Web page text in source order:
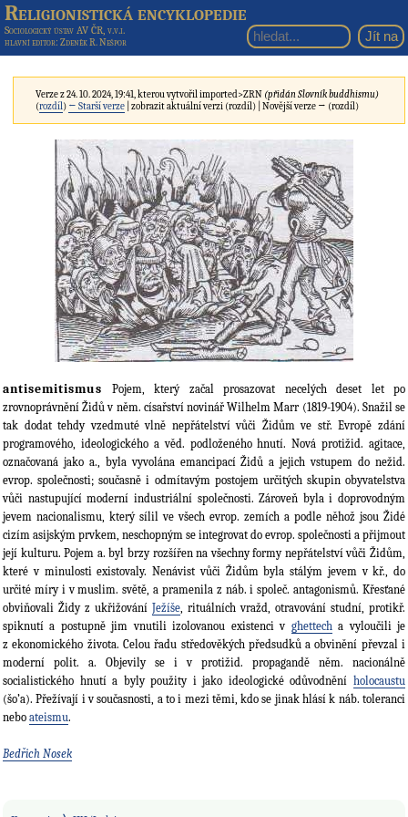
Religionistická encyklopedie
Sociologický ústav AV ČR, v.v.i.
hlavní editor: Zdeněk R. Nešpor
Verze z 24. 10. 2024, 19:41, kterou vytvořilimported>ZRN (přidán Slovník buddhismu)
(rozdíl) ← Starší verze | zobrazit aktuální verzi (rozdíl) | Novější verze → (rozdíl)
antisemitismus Pojem, který začal prosazovat necelých deset let po
zrovnoprávnění Židů v něm. císařství novinář Wilhelm Marr (1819-1904). Snažil se
tak dodat tehdy vzedmuté vlně nepřátelství vůči Židům ve stř. Evropě zdání
programového, ideologického a věd. podloženého hnutí. Nová protižid. agitace,
označovaná jako a., byla vyvolána emancipací Židů a jejich vstupem do nežid.
evrop. společnosti; současně i odmítavým postojem určitých skupin obyvatelstva
vůči nastupující moderní industriální společnosti. Zároveň byla i doprovodným
jevem nacionalismu, který sílil ve všech evrop. zemích a podle něhož jsou Židé
cizím asijským prvkem, neschopným se integrovat do evrop. společnosti a přijmout
její kulturu. Pojem a. byl brzy rozšířen na všechny formy nepřátelství vůči Židům,
které v minulosti existovaly. Nenávist vůči Židům byla stálým jevem v kř., do
určité míry i v muslim. světě, a pramenila z náb. i společ. antagonismů. Křesťané
obviňovali Židy z ukřižování Ježíše , rituálních vražd, otravování studní, protikř.
spiknutí a postupně jim vnutili izolovanou existenci v ghettech a vyloučili je
z ekonomického života. Celou řadu středověkých předsudků a obvinění převzal i
moderní polit. a. Objevily se i v protižid. propagandě něm. nacionálně
socialistického hnutí a byly použity i jako ideologické odůvodnění holocaustu
(šo’a). Přežívají i v současnosti, a to i mezi těmi, kdo se jinak hlásí k náb. toleranci
nebo ateismu.
Bedřich Nosek